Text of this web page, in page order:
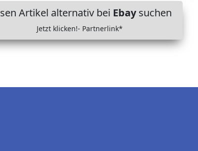
Artikel alternativ bei Ebaysuchen
Jetzt klicken!- Partnerlink*